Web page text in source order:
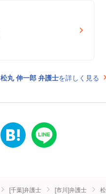
松丸 伸一郎 弁護士を詳しく見る
[千葉]弁護士 [市川]弁護士